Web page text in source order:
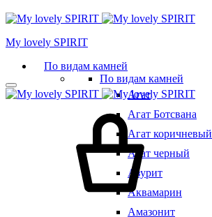
Мy lovely SPIRIT
По видам камней
По видам камней
Агат
Агат Ботсвана
Агат коричневый
Агат черный
Азурит
Аквамарин
Амазонит